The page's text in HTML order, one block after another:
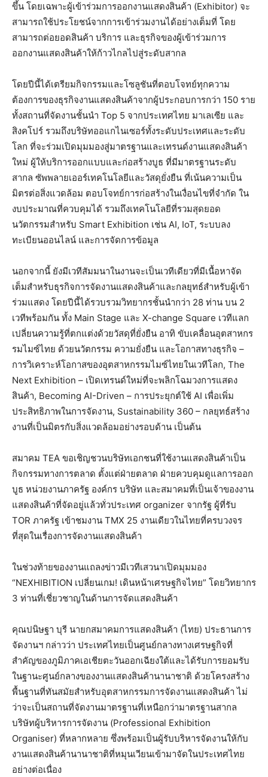
ขึ้น โดยเฉพาะผู้เข้าร่วมการออกงานแสดงสินค้า (Exhibitor) จะ
สามารถใช้ประโยชน์จากการเข้าร่วมงานได้อย่างเต็มที่ โดย
สามารถต่อยอดสินค้า บริการ และธุรกิจของผู้เข้าร่วมการ
ออกงานแสดงสินค้าให้ก้าวไกลไปสู่ระดับสากล
โดยปีนี้ได้เตรียมกิจกรรมและโซลูชันที่ตอบโจทย์ทุกความ
ต้องการของธุรกิจงานแสดงสินค้าจากผู้ประกอบการกว่า 150 ราย
ทั้งสถานที่จัดงานชั้นนำ Top 5 จากประเทศไทย มาเลเซีย และ
สิงคโปร์ รวมถึงบริษัทออแกไนเซอร์ทั้งระดับประเทศและระดับ
โลก ที่จะร่วมเปิดมุมมองสู่มาตรฐานและเทรนด์งานแสดงสินค้า
ใหม่ ผู้ให้บริการออกแบบและก่อสร้างบูธ ที่มีมาตรฐานระดับ
สากล ซัพพลายเออร์เทคโนโลยีและวัสดุยั่งยืน ที่เน้นความเป็น
มิตรต่อสิ่งแวดล้อม ตอบโจทย์การก่อสร้างในเงื่อนไขที่จำกัด ใน
งบประมาณที่ควบคุมได้ รวมถึงเทคโนโลยีที่รวมสุดยอด
นวัตกรรมสำหรับ Smart Exhibition เช่น AI, IoT, ระบบลง
ทะเบียนออนไลน์ และการจัดการข้อมูล
นอกจากนี้ ยังมีเวทีสัมมนาในงานจะเป็นเวทีเดียวที่มีเนื้อหาจัด
เต็มสำหรับธุรกิจการจัดงานแสดงสินค้าและกลยุทธ์สำหรับผู้เข้า
ร่วมแสดง โดยปีนี้ได้รวบรวมวิทยากรชั้นนำกว่า 28 ท่าน บน 2
เวทีพร้อมกัน ทั้ง Main Stage และ X-change Square เวทีแลก
เปลี่ยนความรู้ที่ตกแต่งด้วยวัสดุที่ยั่งยืน อาทิ ขับเคลื่อนอุตสาหกร
รมไมซ์ไทย ด้วยนวัตกรรม ความยั่งยืน และโอกาสทางธุรกิจ –
การวิเคราะห์โอกาสของอุตสาหกรรมไมซ์ไทยในเวทีโลก, The
Next Exhibition – เปิดเทรนด์ใหม่ที่จะพลิกโฉมวงการแสดง
สินค้า, Becoming AI-Driven – การประยุกต์ใช้ AI เพื่อเพิ่ม
ประสิทธิภาพในการจัดงาน, Sustainability 360 – กลยุทธ์สร้าง
งานที่เป็นมิตรกับสิ่งแวดล้อมอย่างรอบด้าน เป็นต้น
สมาคม TEA ขอเชิญชวนบริษัทเอกชนที่ใช้งานแสดงสินค้าเป็น
กิจกรรมทางการตลาด ตั้งแต่ฝ่ายตลาด ฝ่ายควบคุมดูแลการออก
บูธ หน่วยงานภาครัฐ องค์กร บริษัท และสมาคมที่เป็นเจ้าของงาน
แสดงสินค้าที่จัดอยู่แล้วทั่วประเทศ organizer จากรัฐ ผู้ที่รับ
TOR ภาครัฐ เข้าชมงาน TMX 25 งานเดียวในไทยที่ครบวงจร
ที่สุดในเรื่องการจัดงานแสดงสินค้า
ในช่วงท้ายของงานแถลงข่าวมีเวทีเสวนาเปิดมุมมอง
“NEXHIBITION เปลี่ยนเกม! เดินหน้าเศรษฐกิจไทย” โดยวิทยากร
3 ท่านที่เชี่ยวชาญในด้านการจัดแสดงสินค้า
คุณปนิษฐา บุรี นายกสมาคมการแสดงสินค้า (ไทย) ประธานการ
จัดงานฯ กล่าวว่า ประเทศไทยเป็นศูนย์กลางทางเศรษฐกิจที่
สำคัญของภูมิภาคเอเชียตะวันออกเฉียงใต้และได้รับการยอมรับ
ในฐานะศูนย์กลางของงานแสดงสินค้านานาชาติ ด้วยโครงสร้าง
พื้นฐานที่ทันสมัยสำหรับอุตสาหกรรมการจัดงานแสดงสินค้า ไม่
ว่าจะเป็นสถานที่จัดงานมาตรฐานที่เหนือกว่ามาตรฐานสากล
บริษัทผู้บริหารการจัดงาน (Professional Exhibition
Organiser) ที่หลากหลาย ซึ่งพร้อมเป็นผู้รับบริหารจัดงานให้กับ
งานแสดงสินค้านานาชาติที่หมุนเวียนเข้ามาจัดในประเทศไทย
อย่างต่อเนื่อง